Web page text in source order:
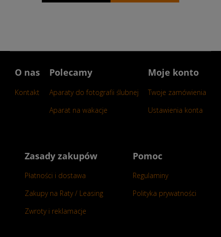
O nas
Kontakt
Polecamy
Aparaty do fotografii ślubnej
Aparat na wakacje
Moje konto
Twoje zamówienia
Ustawienia konta
Zasady zakupów
Płatności i dostawa
Zakupy na Raty / Leasing
Zwroty i reklamacje
Pomoc
Regulaminy
Polityka prywatności